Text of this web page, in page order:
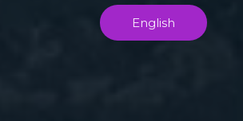
English